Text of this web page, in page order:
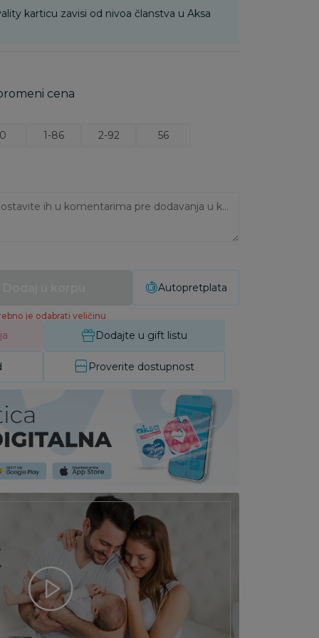
karticu zavisi od nivoa članstva u Aksa
cena
1-86 2-92
56
Ukoliko imate napomene, ostavite ih u komentarima pre dodavanja u korpu:
je odabrati veličinu
Autopretplata
Dodajte u gift listu
Proverite dostupnost